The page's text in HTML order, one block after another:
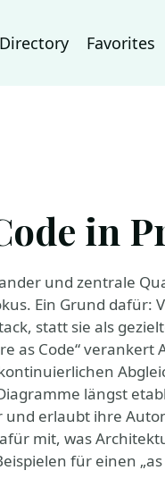
Favorites
in
und zentrale
Ein Grund dafür:
statt sie als
as Code“
längst
und erlaubt ihre
mit, was
für einen „as